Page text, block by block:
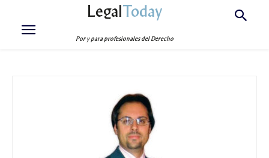
LegalToday
Por y para profesionales del Derecho